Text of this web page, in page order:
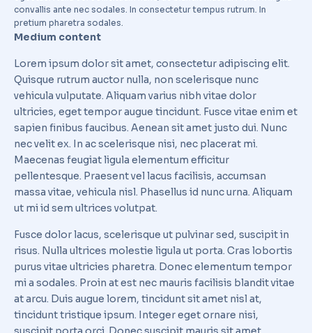
convallis ante nec sodales. In consectetur tempus rutrum. In
pretium pharetra sodales.
Medium content
Lorem ipsum dolor sit amet, consectetur adipiscing elit.
Quisque rutrum auctor nulla, non scelerisque nunc
vehicula vulputate. Aliquam varius nibh vitae dolor
ultricies, eget tempor augue tincidunt. Fusce vitae enim et
sapien finibus faucibus. Aenean sit amet justo dui. Nunc
nec velit ex. In ac scelerisque nisi, nec placerat mi.
Maecenas feugiat ligula elementum efficitur
pellentesque. Praesent vel lacus facilisis, accumsan
massa vitae, vehicula nisl. Phasellus id nunc urna. Aliquam
ut mi id sem ultrices volutpat.
Fusce dolor lacus, scelerisque ut pulvinar sed, suscipit in
risus. Nulla ultrices molestie ligula ut porta. Cras lobortis
purus vitae ultricies pharetra. Donec elementum tempor
mi a sodales. Proin at est nec mauris facilisis blandit vitae
at arcu. Duis augue lorem, tincidunt sit amet nisl at,
tincidunt tristique ipsum. Integer eget ornare nisi,